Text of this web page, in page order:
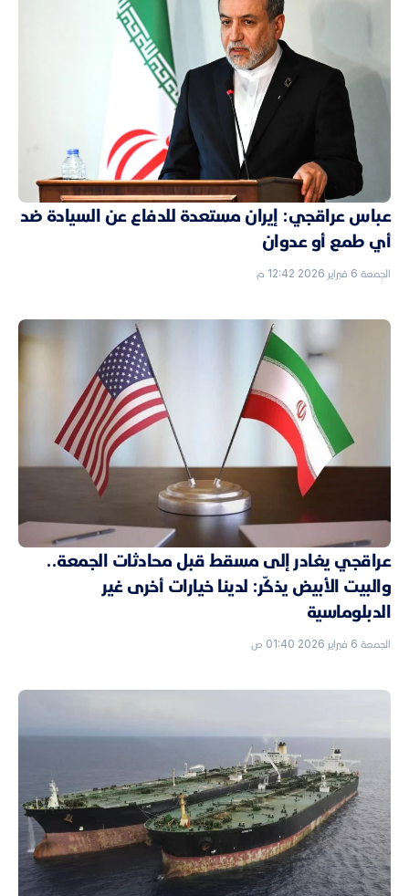
عباس عراقجي: إيران مستعدة للدفاع عن السيادة ضد
أي طمع أو عدوان
الجمعة 6 فبراير 2026 12:42 م
عراقجي يغادر إلى مسقط قبل محادثات الجمعة..
والبيت الأبيض يذكّر: لدينا خيارات أخرى غير
الدبلوماسية
الجمعة 6 فبراير 2026 01:40 ص